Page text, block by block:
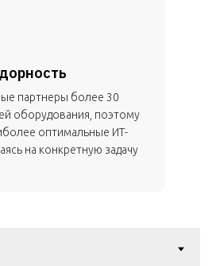
партнеры более 30
оборудования, поэтому
оптимальные ИТ-
на конкретную задачу